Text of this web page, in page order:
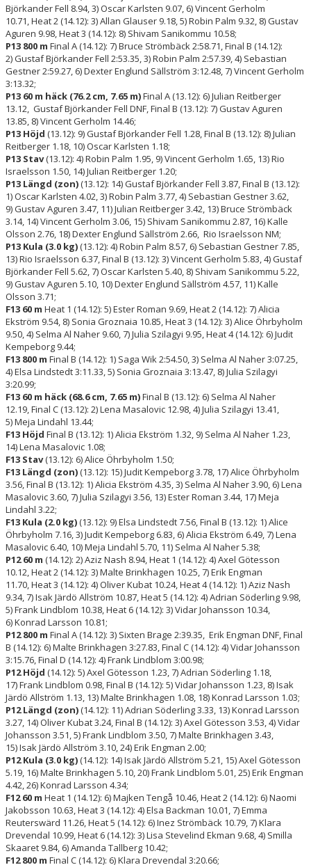
Björkander Fell 8.94, 3) Oscar Karlsten 9.07, 6) Vincent Gerholm
10.71, Heat 2 (14.12): 3) Allan Glauser 9.18, 5) Robin Palm 9.32, 8) Gustav
Aguren 9.98, Heat 3 (14.12): 8) Shivam Sanikommu 10.58;
P13 800 m Final A (14.12): 7) Bruce Strömbäck 2:58.71, Final B (14.12):
2) Gustaf Björkander Fell 2:53.35, 3) Robin Palm 2:57.39, 4) Sebastian
Gestner 2:59.27, 6) Dexter Englund Sällström 3:12.48, 7) Vincent Gerholm
3:13.32;
P13 60 m häck (76.2 cm, 7.65 m)Final A (13.12): 6) Julian Reitberger
13.12, Gustaf Björkander Fell DNF, Final B (13.12): 7) Gustav Aguren
13.85, 8) Vincent Gerholm 14.46;
P13 Höjd (13.12): 9) Gustaf Björkander Fell 1.28, Final B (13.12): 8) Julian
Reitberger 1.18, 10) Oscar Karlsten 1.18;
P13 Stav(13.12): 4) Robin Palm 1.95, 9) Vincent Gerholm 1.65, 13) Rio
Israelsson 1.50, 14) Julian Reitberger 1.20;
P13 Längd (zon)(13.12): 14) Gustaf Björkander Fell 3.87, Final B (13.12):
1) Oscar Karlsten 4.02, 3) Robin Palm 3.77, 4) Sebastian Gestner 3.62,
9) Gustav Aguren 3.47, 11) Julian Reitberger 3.42, 13) Bruce Strömbäck
3.14, 14) Vincent Gerholm 3.06, 15) Shivam Sanikommu 2.87, 16) Kalle
Olsson 2.76, 18) Dexter Englund Sällström 2.66, Rio Israelsson NM;
P13 Kula (3.0 kg)(13.12): 4) Robin Palm 8.57, 6) Sebastian Gestner 7.85,
13) Rio Israelsson 6.37, Final B (13.12): 3) Vincent Gerholm 5.83, 4) Gustaf
Björkander Fell 5.62, 7) Oscar Karlsten 5.40, 8) Shivam Sanikommu 5.22,
9) Gustav Aguren 5.10, 10) Dexter Englund Sällström 4.57, 11) Kalle
Olsson 3.71;
F13 60 m Heat 1 (14.12): 5) Ester Roman 9.69, Heat 2 (14.12): 7) Alicia
Ekström 9.54, 8) Sonia Groznaia 10.85, Heat 3 (14.12): 3) Alice Öhrbyholm
9.50, 4) Selma Al Naher 9.60, 7) Julia Szilagyi 9.95, Heat 4 (14.12): 6) Judit
Kempeborg 9.44;
F13 800 m Final B (14.12): 1) Saga Wik 2:54.50, 3) Selma Al Naher 3:07.25,
4) Elsa Lindstedt 3:11.33, 5) Sonia Groznaia 3:13.47, 8) Julia Szilagyi
3:20.99;
F13 60 m häck (68.6 cm, 7.65 m)Final B (13.12): 6) Selma Al Naher
12.19, Final C (13.12): 2) Lena Masalovic 12.98, 4) Julia Szilagyi 13.41,
5) Meja Lindahl 13.44;
F13 Höjd Final B (13.12): 1) Alicia Ekström 1.32, 9) Selma Al Naher 1.23,
14) Lena Masalovic 1.08;
F13 Stav(13.12): 6) Alice Öhrbyholm 1.50;
F13 Längd (zon)(13.12): 15) Judit Kempeborg 3.78, 17) Alice Öhrbyholm
3.56, Final B (13.12): 1) Alicia Ekström 4.35, 3) Selma Al Naher 3.90, 6) Lena
Masalovic 3.60, 7) Julia Szilagyi 3.56, 13) Ester Roman 3.44, 17) Meja
Lindahl 3.22;
F13 Kula (2.0 kg)(13.12): 9) Elsa Lindstedt 7.56, Final B (13.12): 1) Alice
Öhrbyholm 7.16, 3) Judit Kempeborg 6.83, 6) Alicia Ekström 6.49, 7) Lena
Masalovic 6.40, 10) Meja Lindahl 5.70, 11) Selma Al Naher 5.38;
P12 60 m (14.12): 2) Aziz Nash 8.94, Heat 1 (14.12): 4) Axel Götesson
10.12, Heat 2 (14.12): 3) Malte Brinkhagen 10.25, 7) Erik Engman
11.70, Heat 3 (14.12): 4) Oliver Kubat 10.24, Heat 4 (14.12): 1) Aziz Nash
9.34, 7) Isak Järdö Allström 10.87, Heat 5 (14.12): 4) Adrian Söderling 9.98,
5) Frank Lindblom 10.38, Heat 6 (14.12): 3) Vidar Johansson 10.34,
6) Konrad Larsson 10.81;
P12 800 m Final A (14.12): 3) Sixten Brage 2:39.35, Erik Engman DNF, Final
B (14.12): 6) Malte Brinkhagen 3:27.83, Final C (14.12): 4) Vidar Johansson
3:15.76, Final D (14.12): 4) Frank Lindblom 3:00.98;
P12 Höjd (14.12): 5) Axel Götesson 1.23, 7) Adrian Söderling 1.18,
17) Frank Lindblom 0.98, Final B (14.12): 5) Vidar Johansson 1.23, 8) Isak
Järdö Allström 1.13, 13) Malte Brinkhagen 1.08, 18) Konrad Larsson 1.03;
P12 Längd (zon)(14.12): 11) Adrian Söderling 3.33, 13) Konrad Larsson
3.27, 14) Oliver Kubat 3.24, Final B (14.12): 3) Axel Götesson 3.53, 4) Vidar
Johansson 3.51, 5) Frank Lindblom 3.50, 7) Malte Brinkhagen 3.43,
15) Isak Järdö Allström 3.10, 24) Erik Engman 2.00;
P12 Kula (3.0 kg)(14.12): 14) Isak Järdö Allström 5.21, 15) Axel Götesson
5.19, 16) Malte Brinkhagen 5.10, 20) Frank Lindblom 5.01, 25) Erik Engman
4.42, 26) Konrad Larsson 4.34;
F12 60 m Heat 1 (14.12): 6) Majken Tengå 10.46, Heat 2 (14.12): 6) Naomi
Jakobsson 10.63, Heat 3 (14.12): 4) Elsa Backman 10.01, 7) Emma
Reuterswärd 11.26, Heat 5 (14.12): 6) Inez Strömbäck 10.79, 7) Klara
Drevendal 10.99, Heat 6 (14.12): 3) Lisa Stevelind Ekman 9.68, 4) Smilla
Skaaret 9.84, 6) Amanda Tallberg 10.42;
F12 800 m Final C (14.12): 6) Klara Drevendal 3:20.66;